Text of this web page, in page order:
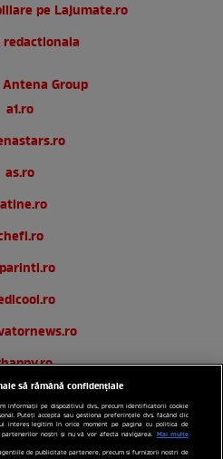
pe Lajumate.ro
redactionala
Group
a1.ro
as.ro
zutv.ro
să rămână confidențiale
informații pe dispozitivul dvs., precum identificatorii cookie
Puteți accepta sau gestiona preferințele dvs. făcând clic
interes legitim în orice moment pe pagina cu politica de
noștri și nu vă vor afecta navigarea. Mai multe
de publicitate partenere, precum si furnizorii nostri de